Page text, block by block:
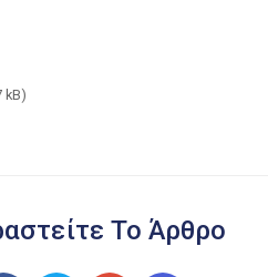
kB)
Το Άρθρο